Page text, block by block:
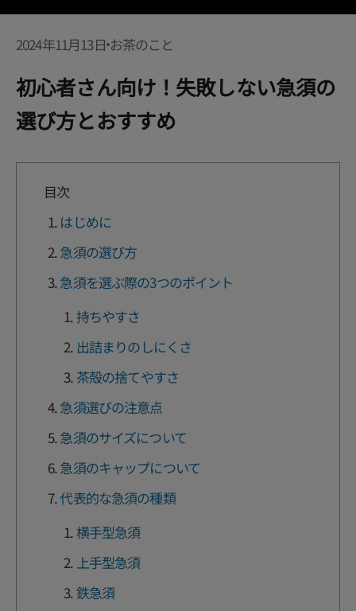
2024年11月13日 お茶のこと
初心者さん向け！失敗しない急須の
選び方とおすすめ
目次
はじめに
急須の選び方
急須を選ぶ際の3つのポイント
持ちやすさ
出詰まりのしにくさ
茶殻の捨てやすさ
急須選びの注意点
急須のサイズについて
急須のキャップについて
代表的な急須の種類
横手型急須
上手型急須
鉄急須